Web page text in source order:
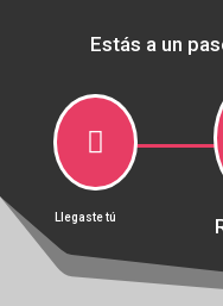
Estás a un

Llegaste tú